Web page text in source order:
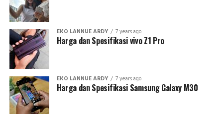
EKO LANNUE ARDY 7 years ago
Harga dan Spesifikasi vivo Z1 Pro
EKO LANNUE ARDY 7 years ago
Harga dan Spesifikasi Samsung Galaxy M30